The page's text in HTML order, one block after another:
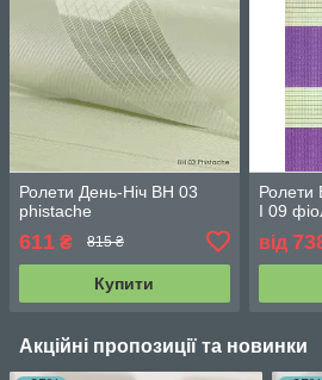
Ролети День-Ніч BH 03
phistache
611 ₴ 815 ₴
Купити
Ролети
І 09
від
Акційні пропозиції та новинки